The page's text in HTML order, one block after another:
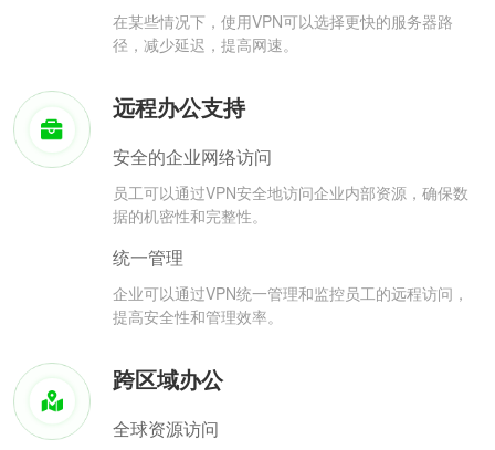
在某些情况下，使用VPN可以选择更快的服务器路
径，减少延迟，提高网速。
远程办公支持
安全的企业网络访问
员工可以通过VPN安全地访问企业内部资源，确保数
据的机密性和完整性。
统一管理
企业可以通过VPN统一管理和监控员工的远程访问，
提高安全性和管理效率。
跨区域办公
全球资源访问